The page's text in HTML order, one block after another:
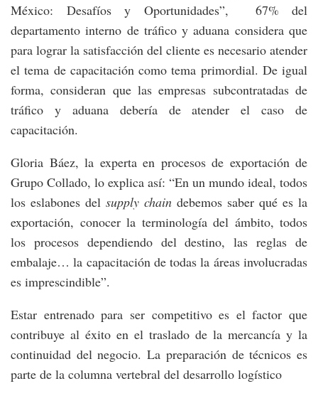
México: Desafíos y Oportunidades”, 67% del
departamento interno de tráfico y aduana considera que
para lograr la satisfacción del cliente es necesario atender
el tema de capacitación como tema primordial. De igual
forma, consideran que las empresas subcontratadas de
tráfico y aduana debería de atender el caso de
capacitación.
Gloria Báez, la experta en procesos de exportación de
Grupo Collado, lo explica así: “En un mundo ideal, todos
los eslabones del supply chain debemos saber qué es la
exportación, conocer la terminología del ámbito, todos
los procesos dependiendo del destino, las reglas de
embalaje… la capacitación de todas la áreas involucradas
es imprescindible”.
Estar entrenado para ser competitivo es el factor que
contribuye al éxito en el traslado de la mercancía y la
continuidad del negocio. La preparación de técnicos es
parte de la columna vertebral del desarrollo logístico